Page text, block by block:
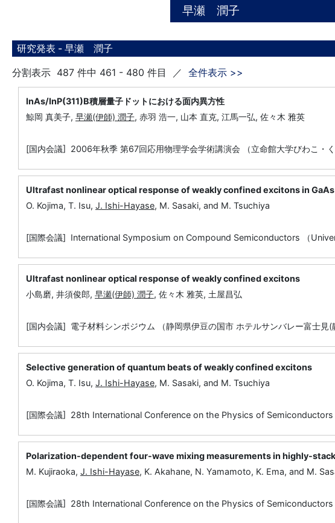
早瀬 潤子
研究発表 - 早瀬 潤子
分割表示 487 件中 461 - 480 件目 ／ 全件表示 >>
InAs/InP(311)B積層量子ドットにおける面内異方性
鯨岡 真美子, 早瀬(伊師) 潤子, 赤羽 浩一, 山本 直克, 江馬一弘, 佐々木 雅英
[国内会議] 2006年秋季 第67回応用物理学会学術講演会 （立命館大学びわこ・
Ultrafast nonlinear optical response of weakly confined excitons in
O. Kojima, T. Isu, J. Ishi-Hayase, M. Sasaki, and M. Tsuchiya
[国際会議] International Symposium on Compound Semiconductors （
Ultrafast nonlinear optical response of weakly confined excitons
小島磨, 井須俊郎, 早瀬(伊師) 潤子, 佐々木 雅英, 土屋昌弘
[国内会議] 電子材料シンポジウム （静岡県伊豆の国市 ホテルサンバレー富士見(
Selective generation of quantum beats of weakly confined excitons
O. Kojima, T. Isu, J. Ishi-Hayase, M. Sasaki, and M. Tsuchiya
[国際会議] 28th International Conference on the Physics of Semiconductors
Polarization-dependent four-wave mixing measurements in highly-
M. Kujiraoka, J. Ishi-Hayase, K. Akahane, N. Yamamoto, K. Ema, and M.
[国際会議] 28th International Conference on the Physics of Semiconductors